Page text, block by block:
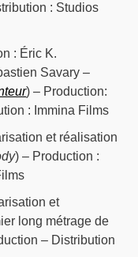
: Studios
: Éric K.
Savary –
) – Production:
: Immina Films
et réalisation
) – Production :
et
long métrage de
– Distribution